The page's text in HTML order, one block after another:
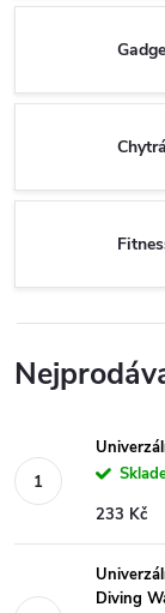
233 Kč
Diving